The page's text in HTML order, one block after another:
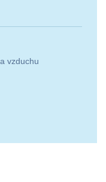
vzduchu